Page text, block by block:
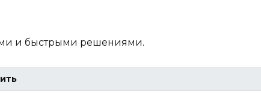
и быстрыми решениями.